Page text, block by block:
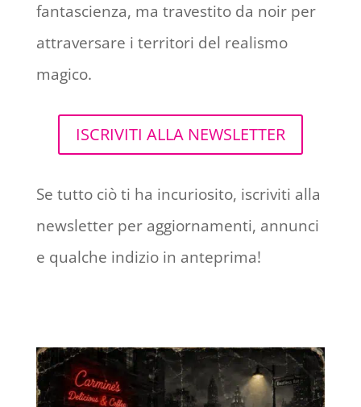
fantascienza, ma travestito da noir per
attraversare i territori del realismo
magico.
ISCRIVITI ALLA NEWSLETTER
Se tutto ciò ti ha incuriosito, iscriviti alla
newsletter per aggiornamenti, annunci
e qualche indizio in anteprima!